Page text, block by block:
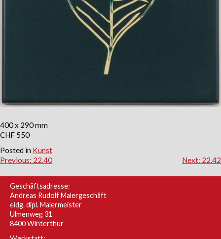
400 x 290 mm
CHF 550
Posted in Kunst
Beitragsnavigation
Previous: 22.40 Next: 22.42
Geschäftsadresse:
Andreas Rudolf Malergeschäft
eidg. dipl. Malermeister
Ulmenweg 31
8400 Winterthur